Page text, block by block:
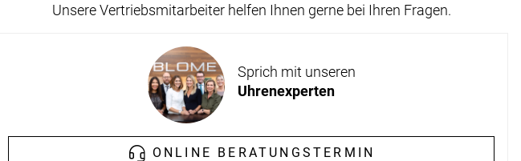
Unsere Vertriebsmitarbeiter helfen Ihnen gerne bei Ihren Fragen.
Sprich mit unseren
Uhrenexperten
ONLINE BERATUNGSTERMIN